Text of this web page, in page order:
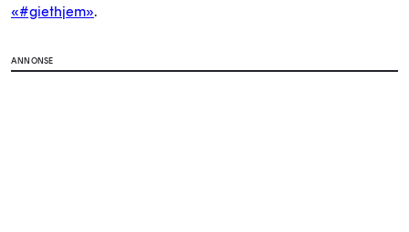
«#giethjem».
ANNONSE